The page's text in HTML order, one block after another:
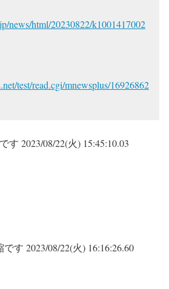
news/html/20230822/k1001417002
test/read.cgi/mnewsplus/16926862
す 2023/08/22(火) 15:45:10.03
です 2023/08/22(火) 16:16:26.60